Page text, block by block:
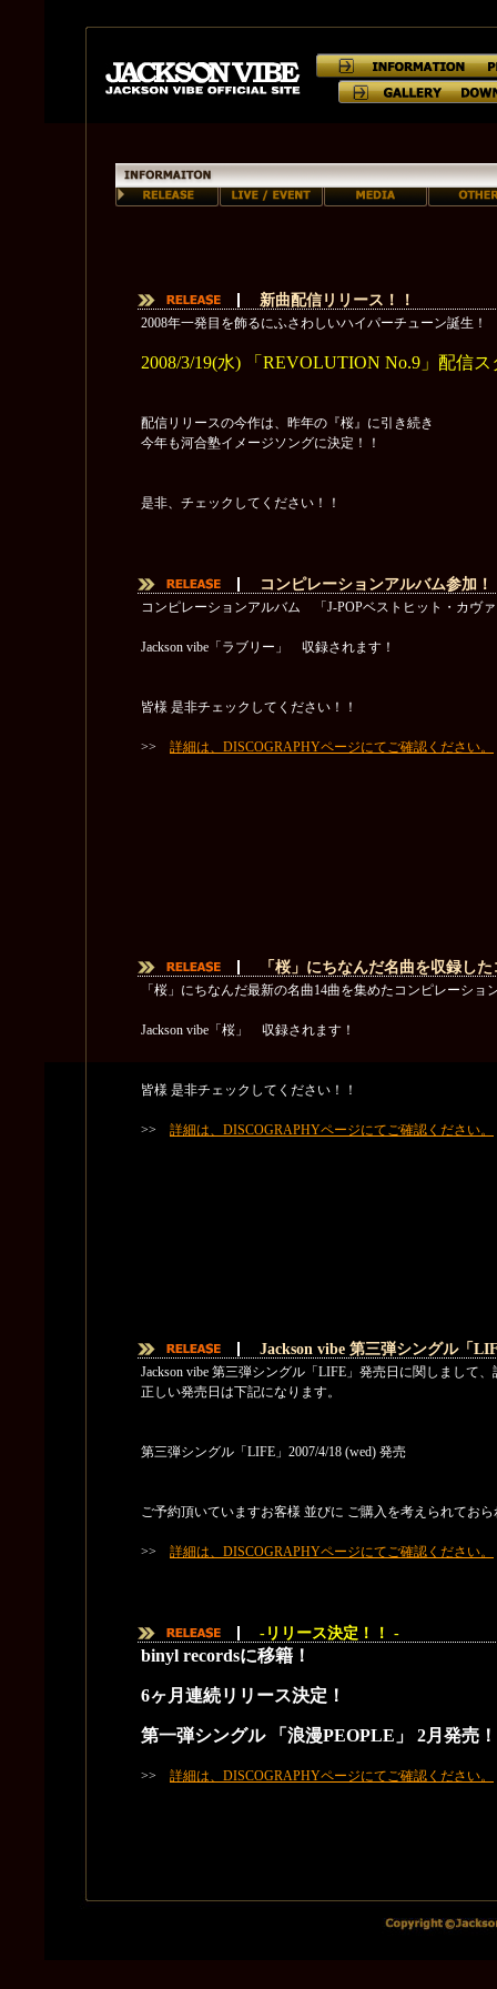
新曲配信リリース！！
2008年一発目を飾るにふさわしいハイパーチューン誕生！
2008/3/19(水) 「REVOLUTION No.9」配信
配信リリースの今作は、昨年の『桜』に引き続き
今年も河合塾イメージソングに決定！！
是非、チェックしてください！！
コンピレーションアルバム参加！
コンピレーションアルバム 「J-POPベストヒット・カヴ
Jackson vibe「ラブリー」 収録されます！
皆様 是非チェックしてください！！
>> 詳細は、DISCOGRAPHYページにてご確認ください。
「桜」にちなんだ名曲を収録した
「桜」にちなんだ最新の名曲14曲を集めたコンピレーショ
Jackson vibe「桜」 収録されます！
皆様 是非チェックしてください！！
>> 詳細は、DISCOGRAPHYページにてご確認ください。
Jackson vibe 第三弾シングル「
Jackson vibe 第三弾シングル「LIFE」発売日に関しまして
正しい発売日は下記になります。
第三弾シングル「LIFE」2007/4/18 (wed) 発売
ご予約頂いていますお客様 並びに ご購入を考えられてお
>> 詳細は、DISCOGRAPHYページにてご確認ください。
-リリース決定！！ -
binyl recordsに移籍！
6ヶ月連続リリース決定！
第一弾シングル 「浪漫PEOPLE」 2月発売！
>> 詳細は、DISCOGRAPHYページにてご確認ください。